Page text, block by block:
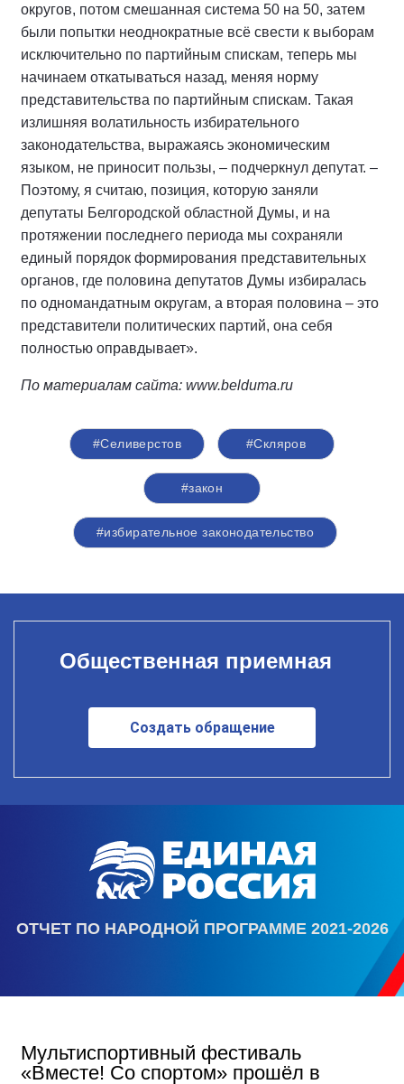
округов, потом смешанная система 50 на 50, затем
были попытки неоднократные всё свести к выборам
исключительно по партийным спискам, теперь мы
начинаем откатываться назад, меняя норму
представительства по партийным спискам. Такая
излишняя волатильность избирательного
законодательства, выражаясь экономическим
языком, не приносит пользы, – подчеркнул депутат. –
Поэтому, я считаю, позиция, которую заняли
депутаты Белгородской областной Думы, и на
протяжении последнего периода мы сохраняли
единый порядок формирования представительных
органов, где половина депутатов Думы избиралась
по одномандатным округам, а вторая половина – это
представители политических партий, она себя
полностью оправдывает».
По материалам сайта: www.belduma.ru
#Селиверстов #Скляров
#закон
#избирательное законодательство
Общественная приемная
Создать обращение
ОТЧЕТ ПО НАРОДНОЙ ПРОГРАММЕ 2021-2026
Мультиспортивный фестиваль
«Вместе! Со спортом» прошёл в